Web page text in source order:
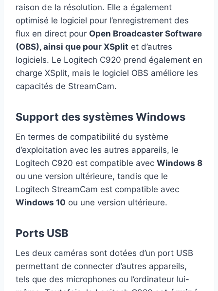
raison de la résolution. Elle a également
optimisé le logiciel pour l’enregistrement des
flux en direct pour Open Broadcaster Software
(OBS), ainsi que pour XSplit et d’autres
logiciels. Le Logitech C920 prend également en
charge XSplit, mais le logiciel OBS améliore les
capacités de StreamCam.
Support des systèmes Windows
En termes de compatibilité du système
d’exploitation avec les autres appareils, le
Logitech C920 est compatible avec Windows 8
ou une version ultérieure, tandis que le
Logitech StreamCam est compatible avec
Windows 10 ou une version ultérieure.
Ports USB
Les deux caméras sont dotées d’un port USB
permettant de connecter d’autres appareils,
tels que des microphones ou l’ordinateur lui-